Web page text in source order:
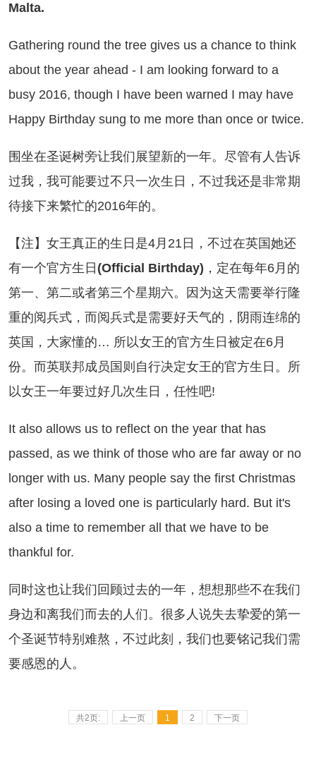
Malta.
round the tree gives us a chance to think
about the year ahead - I am looking forward to a
busy 2016, though I have been warned I may have
Happy Birthday sung to me more than once or twice.
在圣诞树旁让我们展望新的一年。尽管有人告诉
过我，我可能要过不只一次生日，不过我还是非常期
待接下来繁忙的2016年的。
】女王真正的生日是4月21日，不过在英国她还
有一个官方生日 (Official Birthday) ，定在每年6月的
第一、第二或者第三个星期六。因为这天需要举行隆
重的阅兵式，而阅兵式是需要好天气的，阴雨连绵的
英国，大家懂的… 所以女王的官方生日被定在6月
份。而英联邦成员国则自行决定女王的官方生日。所
以女王一年要过好几次生日，任性吧!
allows us to reflect on the year that has
passed, as we think of those who are far away or no
longer with us. Many people say the first Christmas
after losing a loved one is particularly hard. But it's
also a time to remember all that we have to be
thankful for.
这也让我们回顾过去的一年，想想那些不在我们
身边和离我们而去的人们。很多人说失去挚爱的第一
个圣诞节特别难熬，不过此刻，我们也要铭记我们需
要感恩的人。
共2页: 上一页 1 2 下一页